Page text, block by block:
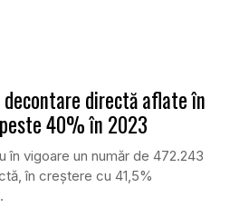
directă aflate în
40% în 2023
în vigoare un număr de 472.243
în creștere cu 41,5%